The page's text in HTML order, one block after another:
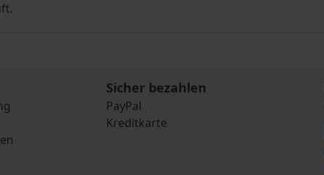
Sicher bezahlen
PayPal
Kreditkarte